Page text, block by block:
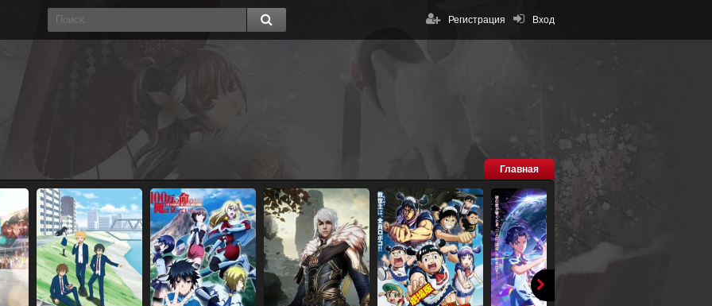
Вход
Регистрация
Главная